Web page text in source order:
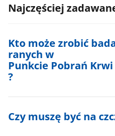
Najczęściej
Kto może zrobić
ranych w
Punkcie Pobrań Krwi
?
Czy muszę być na